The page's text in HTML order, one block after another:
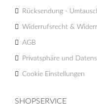
Rücksendung -
Widerrufsrecht &
AGB
Privatsphäre und
Cookie Einstellungen
SHOPSERVICE